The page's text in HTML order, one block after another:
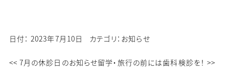
日付： 2023年7月10日 カテゴリ： お知らせ
<< 7月の休診日のお知らせ留学・旅行の前には歯科検診を！>>